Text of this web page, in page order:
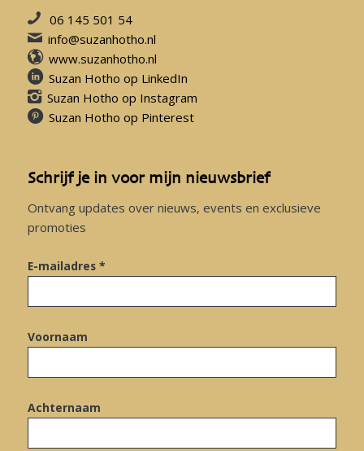
06 145 501 54
info@suzanhotho.nl
www.suzanhotho.nl
Suzan Hotho op LinkedIn
Suzan Hotho op Instagram
Suzan Hotho op Pinterest
Schrijf je in voor mijn nieuwsbrief
Ontvang updates over nieuws, events en exclusieve
promoties
E-mailadres *
Voornaam
Achternaam